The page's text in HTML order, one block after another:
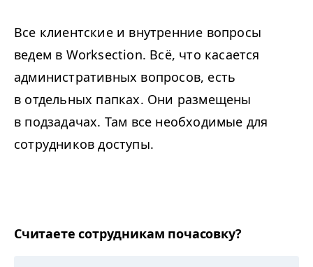
Все клиентские и внутренние вопросы
ведем в Worksection. Всё, что касается
административных вопросов, есть
в отдельных папках. Они размещены
в подзадачах. Там все необходимые для
сотрудников доступы.
Считаете сотрудникам почасовку?